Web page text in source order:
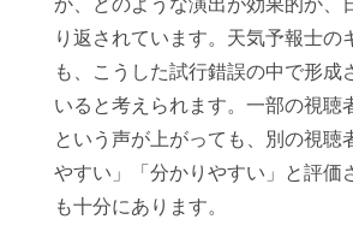
か、どのような演出が効果的か、
り返されています。天気予報士の
も、こうした試行錯誤の中で形成
いると考えられます。一部の視聴
という声が上がっても、別の視聴
やすい」「分かりやすい」と評価
も十分にあります。